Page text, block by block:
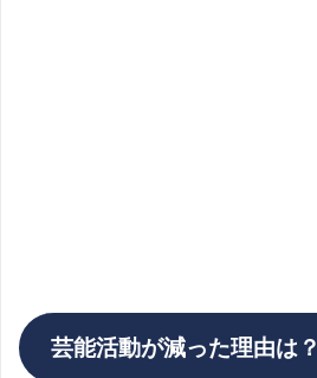
芸能活動が減った理由は？